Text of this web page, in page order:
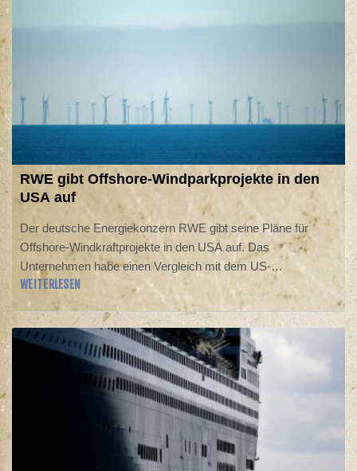
RWE gibt Offshore-Windparkprojekte in den
USA auf
Der deutsche Energiekonzern RWE gibt seine Pläne für
Offshore-Windkraftprojekte in den USA auf. Das
Unternehmen habe einen Vergleich mit dem US-
Innenministerium geschlossen, "um Ansprüche gegen die
US-Regierung beizulegen und ihre Offshore-Wind-Pachten
vor den Küsten von New York, Kalifornien und Louisiana
zurückzugeben", erklärte der Konzern mit Sitz in Essen am
Donnerstag. Für diese Projekte sei "in den USA auf
absehbare Zeit keine Genehmigungsfähigkeit gegeben".
WEITERLESEN